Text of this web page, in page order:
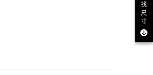
找
尺
寸